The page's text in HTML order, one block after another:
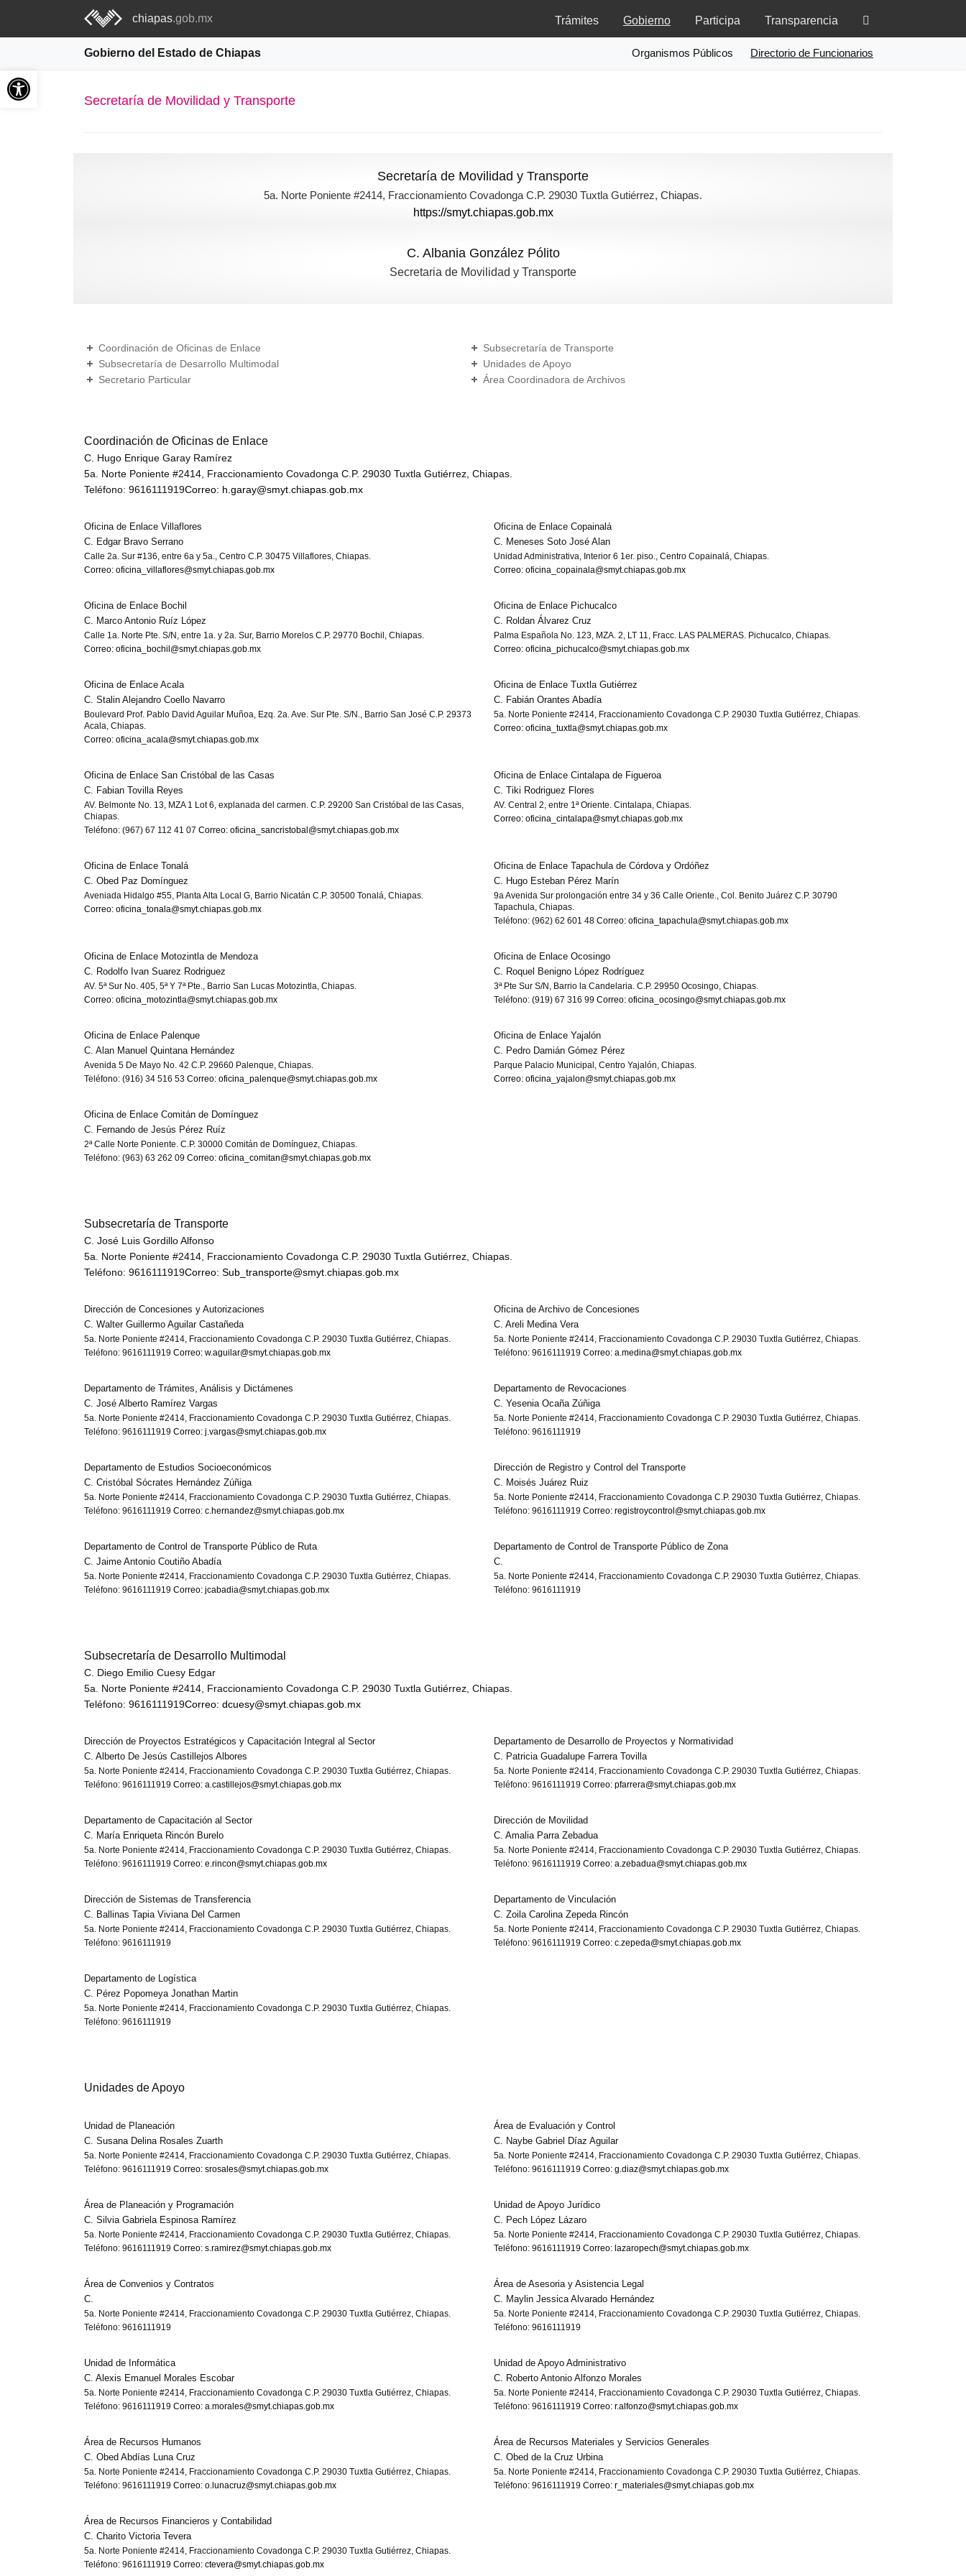
chiapas.gob.mx Trámites Gobierno Participa Transparencia
Gobierno del Estado de Chiapas Organismos Públicos Directorio de Funcionarios
Abrir barra de herramientas
Secretaría de Movilidad y Transporte
Secretaría de Movilidad y Transporte
5a. Norte Poniente #2414, Fraccionamiento Covadonga C.P. 29030 Tuxtla Gutiérrez, Chiapas.
https://smyt.chiapas.gob.mx
C. Albania González Pólito
Secretaria de Movilidad y Transporte
Coordinación de Oficinas de Enlace
Subsecretaría de Transporte
Subsecretaría de Desarrollo Multimodal
Unidades de Apoyo
Secretario Particular
Área Coordinadora de Archivos
Coordinación de Oficinas de Enlace
C. Hugo Enrique Garay Ramírez
5a. Norte Poniente #2414, Fraccionamiento Covadonga C.P. 29030 Tuxtla Gutiérrez, Chiapas.
Teléfono: 9616111919Correo: h.garay@smyt.chiapas.gob.mx
Oficina de Enlace Villaflores
C. Edgar Bravo Serrano
Calle 2a. Sur #136, entre 6a y 5a., Centro C.P. 30475 Villaflores, Chiapas.
Correo: oficina_villaflores@smyt.chiapas.gob.mx
Oficina de Enlace Copainalá
C. Meneses Soto José Alan
Unidad Administrativa, Interior 6 1er. piso., Centro Copainalá, Chiapas.
Correo: oficina_copainala@smyt.chiapas.gob.mx
Oficina de Enlace Bochil
C. Marco Antonio Ruíz López
Calle 1a. Norte Pte. S/N, entre 1a. y 2a. Sur, Barrio Morelos C.P. 29770 Bochil, Chiapas.
Correo: oficina_bochil@smyt.chiapas.gob.mx
Oficina de Enlace Pichucalco
C. Roldan Álvarez Cruz
Palma Española No. 123, MZA. 2, LT 11, Fracc. LAS PALMERAS. Pichucalco, Chiapas.
Correo: oficina_pichucalco@smyt.chiapas.gob.mx
Oficina de Enlace Acala
C. Stalin Alejandro Coello Navarro
Boulevard Prof. Pablo David Aguilar Muñoa, Ezq. 2a. Ave. Sur Pte. S/N., Barrio San José C.P. 29373
Acala, Chiapas.
Correo: oficina_acala@smyt.chiapas.gob.mx
Oficina de Enlace Tuxtla Gutiérrez
C. Fabián Orantes Abadía
5a. Norte Poniente #2414, Fraccionamiento Covadonga C.P. 29030 Tuxtla Gutiérrez, Chiapas.
Correo: oficina_tuxtla@smyt.chiapas.gob.mx
Oficina de Enlace San Cristóbal de las Casas
C. Fabian Tovilla Reyes
AV. Belmonte No. 13, MZA 1 Lot 6, explanada del carmen. C.P. 29200 San Cristóbal de las Casas,
Chiapas.
Teléfono: (967) 67 112 41 07 Correo: oficina_sancristobal@smyt.chiapas.gob.mx
Oficina de Enlace Cintalapa de Figueroa
C. Tiki Rodriguez Flores
AV. Central 2, entre 1ª Oriente. Cintalapa, Chiapas.
Correo: oficina_cintalapa@smyt.chiapas.gob.mx
Oficina de Enlace Tonalá
C. Obed Paz Domínguez
Aveniada Hidalgo #55, Planta Alta Local G, Barrio Nicatán C.P. 30500 Tonalá, Chiapas.
Correo: oficina_tonala@smyt.chiapas.gob.mx
Oficina de Enlace Tapachula de Córdova y Ordóñez
C. Hugo Esteban Pérez Marín
9a Avenida Sur prolongación entre 34 y 36 Calle Oriente., Col. Benito Juárez C.P. 30790
Tapachula, Chiapas.
Teléfono: (962) 62 601 48 Correo: oficina_tapachula@smyt.chiapas.gob.mx
Oficina de Enlace Motozintla de Mendoza
C. Rodolfo Ivan Suarez Rodriguez
AV. 5ª Sur No. 405, 5ª Y 7ª Pte., Barrio San Lucas Motozintla, Chiapas.
Correo: oficina_motozintla@smyt.chiapas.gob.mx
Oficina de Enlace Ocosingo
C. Roquel Benigno López Rodríguez
3ª Pte Sur S/N, Barrio la Candelaria. C.P. 29950 Ocosingo, Chiapas.
Teléfono: (919) 67 316 99 Correo: oficina_ocosingo@smyt.chiapas.gob.mx
Oficina de Enlace Palenque
C. Alan Manuel Quintana Hernández
Avenida 5 De Mayo No. 42 C.P. 29660 Palenque, Chiapas.
Teléfono: (916) 34 516 53 Correo: oficina_palenque@smyt.chiapas.gob.mx
Oficina de Enlace Yajalón
C. Pedro Damián Gómez Pérez
Parque Palacio Municipal, Centro Yajalón, Chiapas.
Correo: oficina_yajalon@smyt.chiapas.gob.mx
Oficina de Enlace Comitán de Domínguez
C. Fernando de Jesús Pérez Ruíz
2ª Calle Norte Poniente. C.P. 30000 Comitán de Domínguez, Chiapas.
Teléfono: (963) 63 262 09 Correo: oficina_comitan@smyt.chiapas.gob.mx
Subsecretaría de Transporte
C. José Luis Gordillo Alfonso
5a. Norte Poniente #2414, Fraccionamiento Covadonga C.P. 29030 Tuxtla Gutiérrez, Chiapas.
Teléfono: 9616111919Correo: Sub_transporte@smyt.chiapas.gob.mx
Dirección de Concesiones y Autorizaciones
C. Walter Guillermo Aguilar Castañeda
5a. Norte Poniente #2414, Fraccionamiento Covadonga C.P. 29030 Tuxtla Gutiérrez, Chiapas.
Teléfono: 9616111919 Correo: w.aguilar@smyt.chiapas.gob.mx
Oficina de Archivo de Concesiones
C. Areli Medina Vera
5a. Norte Poniente #2414, Fraccionamiento Covadonga C.P. 29030 Tuxtla Gutiérrez, Chiapas.
Teléfono: 9616111919 Correo: a.medina@smyt.chiapas.gob.mx
Departamento de Trámites, Análisis y Dictámenes
C. José Alberto Ramírez Vargas
5a. Norte Poniente #2414, Fraccionamiento Covadonga C.P. 29030 Tuxtla Gutiérrez, Chiapas.
Teléfono: 9616111919 Correo: j.vargas@smyt.chiapas.gob.mx
Departamento de Revocaciones
C. Yesenia Ocaña Zúñiga
5a. Norte Poniente #2414, Fraccionamiento Covadonga C.P. 29030 Tuxtla Gutiérrez, Chiapas.
Teléfono: 9616111919
Departamento de Estudios Socioeconómicos
C. Cristóbal Sócrates Hernández Zúñiga
5a. Norte Poniente #2414, Fraccionamiento Covadonga C.P. 29030 Tuxtla Gutiérrez, Chiapas.
Teléfono: 9616111919 Correo: c.hernandez@smyt.chiapas.gob.mx
Dirección de Registro y Control del Transporte
C. Moisés Juárez Ruiz
5a. Norte Poniente #2414, Fraccionamiento Covadonga C.P. 29030 Tuxtla Gutiérrez, Chiapas.
Teléfono: 9616111919 Correo: registroycontrol@smyt.chiapas.gob.mx
Departamento de Control de Transporte Público de Ruta
C. Jaime Antonio Coutiño Abadía
5a. Norte Poniente #2414, Fraccionamiento Covadonga C.P. 29030 Tuxtla Gutiérrez, Chiapas.
Teléfono: 9616111919 Correo: jcabadia@smyt.chiapas.gob.mx
Departamento de Control de Transporte Público de Zona
C.
5a. Norte Poniente #2414, Fraccionamiento Covadonga C.P. 29030 Tuxtla Gutiérrez, Chiapas.
Teléfono: 9616111919
Subsecretaría de Desarrollo Multimodal
C. Diego Emilio Cuesy Edgar
5a. Norte Poniente #2414, Fraccionamiento Covadonga C.P. 29030 Tuxtla Gutiérrez, Chiapas.
Teléfono: 9616111919Correo: dcuesy@smyt.chiapas.gob.mx
Dirección de Proyectos Estratégicos y Capacitación Integral al Sector
C. Alberto De Jesús Castillejos Albores
5a. Norte Poniente #2414, Fraccionamiento Covadonga C.P. 29030 Tuxtla Gutiérrez, Chiapas.
Teléfono: 9616111919 Correo: a.castillejos@smyt.chiapas.gob.mx
Departamento de Desarrollo de Proyectos y Normatividad
C. Patricia Guadalupe Farrera Tovilla
5a. Norte Poniente #2414, Fraccionamiento Covadonga C.P. 29030 Tuxtla Gutiérrez, Chiapas.
Teléfono: 9616111919 Correo: pfarrera@smyt.chiapas.gob.mx
Departamento de Capacitación al Sector
C. María Enriqueta Rincón Burelo
5a. Norte Poniente #2414, Fraccionamiento Covadonga C.P. 29030 Tuxtla Gutiérrez, Chiapas.
Teléfono: 9616111919 Correo: e.rincon@smyt.chiapas.gob.mx
Dirección de Movilidad
C. Amalia Parra Zebadua
5a. Norte Poniente #2414, Fraccionamiento Covadonga C.P. 29030 Tuxtla Gutiérrez, Chiapas.
Teléfono: 9616111919 Correo: a.zebadua@smyt.chiapas.gob.mx
Dirección de Sistemas de Transferencia
C. Ballinas Tapia Viviana Del Carmen
5a. Norte Poniente #2414, Fraccionamiento Covadonga C.P. 29030 Tuxtla Gutiérrez, Chiapas.
Teléfono: 9616111919
Departamento de Vinculación
C. Zoila Carolina Zepeda Rincón
5a. Norte Poniente #2414, Fraccionamiento Covadonga C.P. 29030 Tuxtla Gutiérrez, Chiapas.
Teléfono: 9616111919 Correo: c.zepeda@smyt.chiapas.gob.mx
Departamento de Logística
C. Pérez Popomeya Jonathan Martin
5a. Norte Poniente #2414, Fraccionamiento Covadonga C.P. 29030 Tuxtla Gutiérrez, Chiapas.
Teléfono: 9616111919
Unidades de Apoyo
Unidad de Planeación
C. Susana Delina Rosales Zuarth
5a. Norte Poniente #2414, Fraccionamiento Covadonga C.P. 29030 Tuxtla Gutiérrez, Chiapas.
Teléfono: 9616111919 Correo: srosales@smyt.chiapas.gob.mx
Área de Evaluación y Control
C. Naybe Gabriel Díaz Aguilar
5a. Norte Poniente #2414, Fraccionamiento Covadonga C.P. 29030 Tuxtla Gutiérrez, Chiapas.
Teléfono: 9616111919 Correo: g.diaz@smyt.chiapas.gob.mx
Área de Planeación y Programación
C. Silvia Gabriela Espinosa Ramírez
5a. Norte Poniente #2414, Fraccionamiento Covadonga C.P. 29030 Tuxtla Gutiérrez, Chiapas.
Teléfono: 9616111919 Correo: s.ramirez@smyt.chiapas.gob.mx
Unidad de Apoyo Jurídico
C. Pech López Lázaro
5a. Norte Poniente #2414, Fraccionamiento Covadonga C.P. 29030 Tuxtla Gutiérrez, Chiapas.
Teléfono: 9616111919 Correo: lazaropech@smyt.chiapas.gob.mx
Área de Convenios y Contratos
C.
5a. Norte Poniente #2414, Fraccionamiento Covadonga C.P. 29030 Tuxtla Gutiérrez, Chiapas.
Teléfono: 9616111919
Área de Asesoria y Asistencia Legal
C. Maylin Jessica Alvarado Hernández
5a. Norte Poniente #2414, Fraccionamiento Covadonga C.P. 29030 Tuxtla Gutiérrez, Chiapas.
Teléfono: 9616111919
Unidad de Informática
C. Alexis Emanuel Morales Escobar
5a. Norte Poniente #2414, Fraccionamiento Covadonga C.P. 29030 Tuxtla Gutiérrez, Chiapas.
Teléfono: 9616111919 Correo: a.morales@smyt.chiapas.gob.mx
Unidad de Apoyo Administrativo
C. Roberto Antonio Alfonzo Morales
5a. Norte Poniente #2414, Fraccionamiento Covadonga C.P. 29030 Tuxtla Gutiérrez, Chiapas.
Teléfono: 9616111919 Correo: r.alfonzo@smyt.chiapas.gob.mx
Área de Recursos Humanos
C. Obed Abdías Luna Cruz
5a. Norte Poniente #2414, Fraccionamiento Covadonga C.P. 29030 Tuxtla Gutiérrez, Chiapas.
Teléfono: 9616111919 Correo: o.lunacruz@smyt.chiapas.gob.mx
Área de Recursos Materiales y Servicios Generales
C. Obed de la Cruz Urbina
5a. Norte Poniente #2414, Fraccionamiento Covadonga C.P. 29030 Tuxtla Gutiérrez, Chiapas.
Teléfono: 9616111919 Correo: r_materiales@smyt.chiapas.gob.mx
Área de Recursos Financieros y Contabilidad
C. Charito Victoria Tevera
5a. Norte Poniente #2414, Fraccionamiento Covadonga C.P. 29030 Tuxtla Gutiérrez, Chiapas.
Teléfono: 9616111919 Correo: ctevera@smyt.chiapas.gob.mx